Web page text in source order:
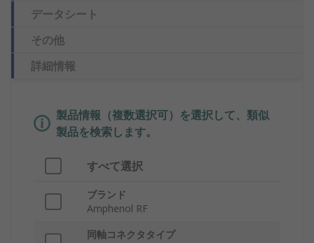
データシート
その他
詳細情報
製品情報（複数選択可）を選択して、類似
製品を検索します。
すべて選択
ブランド
Amphenol RF
同軸コネクタタイプ